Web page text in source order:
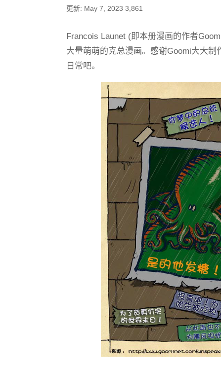
更新: May 7, 2023 3,861
Francois Launet (即本册漫画的作者
大量萌萌的克总漫画。感谢Goomi大大制
日常吧。